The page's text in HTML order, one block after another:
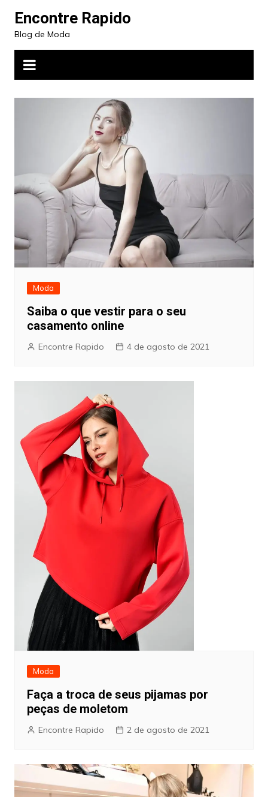
para
conteúdo
Encontre Rapido
Blog de Moda
Moda
Saiba o que vestir para o seu
casamento online
Encontre Rapido 4 de agosto de 2021
Moda
Faça a troca de seus pijamas por
peças de moletom
Encontre Rapido 2 de agosto de 2021